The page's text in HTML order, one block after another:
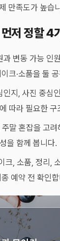
만족도가 높습
저 정할 4
과 변동 가능 인
크·소품을 둘
지, 사진 중심
따라 필요한 구
말 혼잡을 고
을 함께 봅니다.
크, 소품, 정리,
예약 전 확인